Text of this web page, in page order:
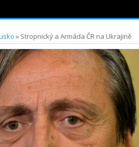
» Stropnický a Armáda ČR na Ukrajině